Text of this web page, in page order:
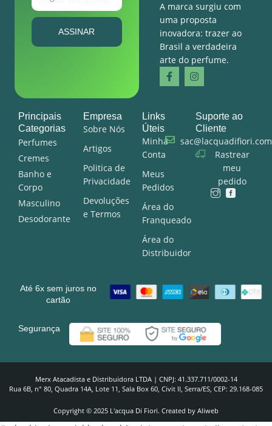
ASSINAR
A marca surgiu com
uma proposta
inovadora: trazer ao
Brasil a verdadeira
arte do perfume.
Principais
Categorias
Perfumes
Cremes
Banho e
Corpo
Masculino
Desodorante
Empresa
Sobre Nós
Artigos
Politica de
Privacidade
Devoluções
e Termos
Links
Úteis
Minha
Conta
Meus
Pedidos
Área do
Franqueado
Área do
Distribuidor
Suporte ao
Cliente
Rastrear
meu
pedido
Até 6x sem juros no
cartão
Segurança
Merx Atacadista e Distribuidora LTDA | CNPJ: 41.337.711/0002-14
Rua 6B, n° 80, Quadra 14A, Lote 11, Sala Box 60, Civit II, Serra/ES, CEP: 29.168-085
Copyright © 2025 L'acqua Di Fiori. Created by Aliweb